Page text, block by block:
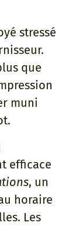
stressé
que
muni
efficace
, un
horaire
Les